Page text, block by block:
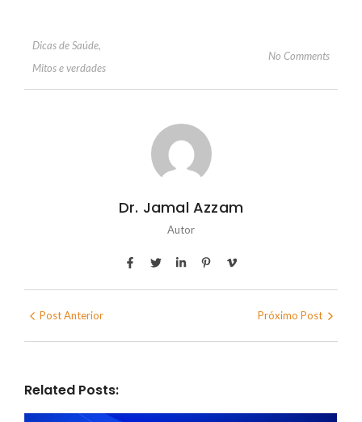
Dicas de Saúde,
Mitos e verdades
No Comments
Dr. Jamal Azzam
Autor
Post Anterior Próximo Post
Related Posts: